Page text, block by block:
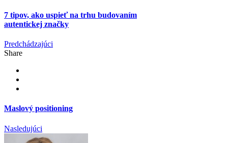
7 tipov, ako uspieť na trhu budovaním
autentickej značky
Predchádzajúci
Share
Maslový positioning
Nasledujúci